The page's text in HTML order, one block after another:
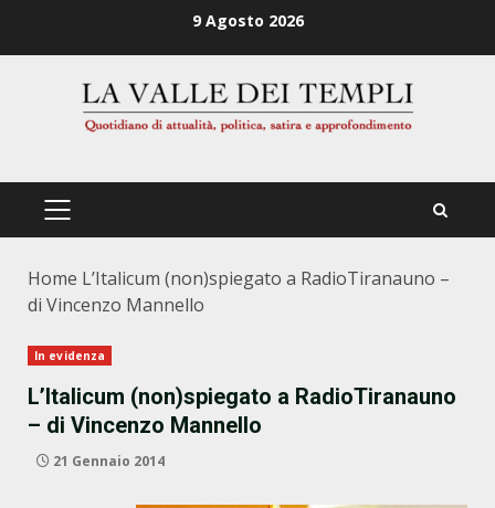
9 Agosto 2026
PRIMÄRES
Home L’Italicum (non)spiegato a RadioTiranauno –
di Vincenzo Mannello
In evidenza
L’Italicum (non)spiegato a RadioTiranauno
– di Vincenzo Mannello
21 Gennaio 2014